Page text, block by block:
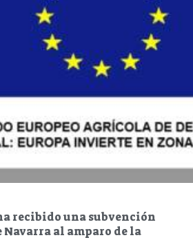
recibido una subvención
Navarra al amparo de la